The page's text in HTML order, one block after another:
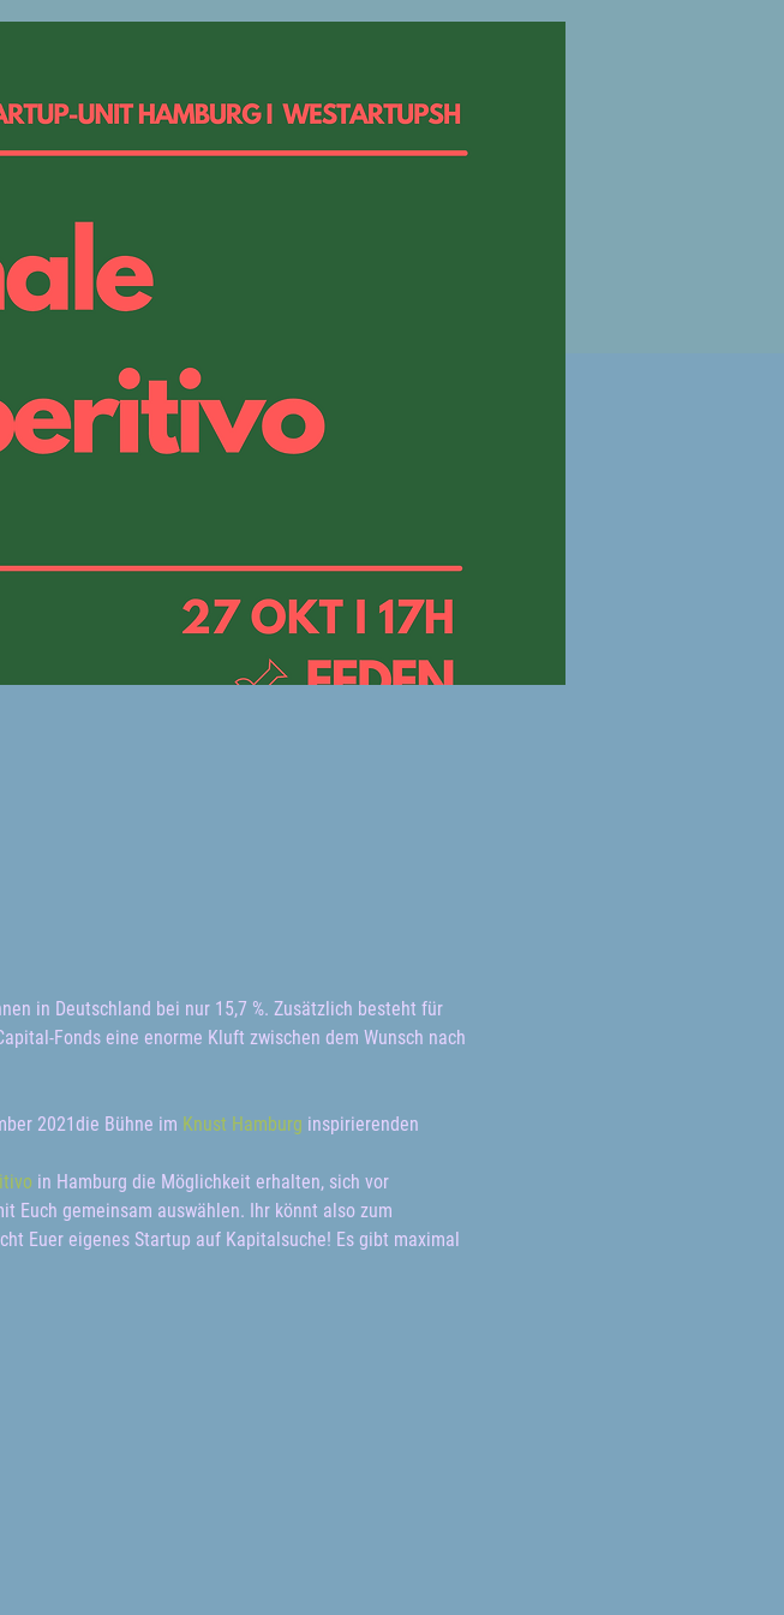
in Deutschland bei nur 15,7 %. Zusätzlich besteht für
Fonds eine enorme Kluft zwischen dem Wunsch nach
2021die Bühne im Knust Hamburg inspirierenden
in Hamburg die Möglichkeit erhalten, sich vor
Euch gemeinsam auswählen. Ihr könnt also zum
Euer eigenes Startup auf Kapitalsuche! Es gibt maximal